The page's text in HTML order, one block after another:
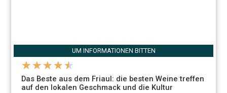
UM INFORMATIONEN BITTEN
★★★★★
Das Beste aus dem Friaul: die besten Weine treffen
auf den lokalen Geschmack und die Kultur